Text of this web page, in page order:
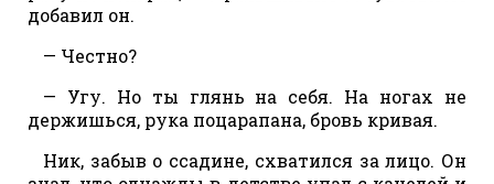
добавил он.
— Честно?
— Угу. Но ты глянь на себя. На ногах не
держишься, рука поцарапана, бровь кривая.
Ник, забыв о ссадине, схватился за лицо. Он